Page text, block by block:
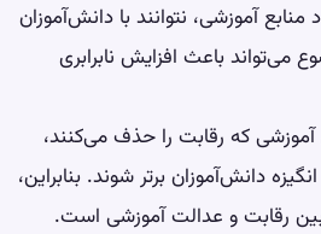
آموزشی، نتوانند با دانش‌آموزان
می‌تواند باعث افزایش نابرابری
که رقابت را حذف می‌کنند،
دانش‌آموزان برتر شوند. بنابراین،
رقابت و عدالت آموزشی است.